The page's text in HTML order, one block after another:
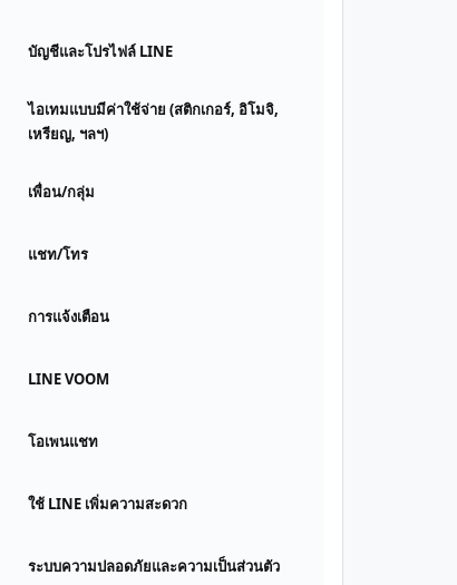
บัญชีและโปรไฟล์ LINE
ไอเทมแบบมีค่าใช้จ่าย (สติกเกอร์, อิโมจิ,
เหรียญ, ฯลฯ)
เพื่อน/กลุ่ม
แชท/โทร
การแจ้งเตือน
LINE VOOM
โอเพนแชท
ใช้ LINE เพิ่มความสะดวก
ระบบความปลอดภัยและความเป็นส่วนตัว